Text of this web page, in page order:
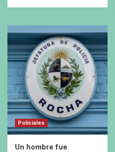
Policiales
Un hombre fue